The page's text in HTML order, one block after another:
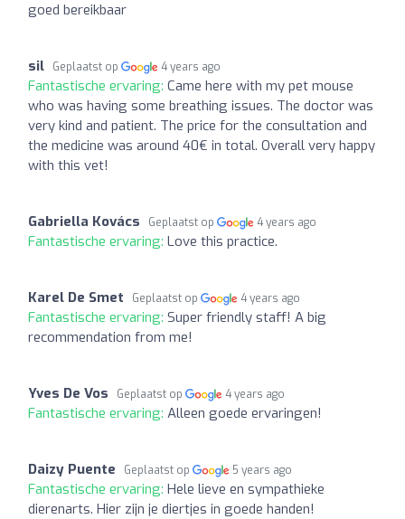
goed bereikbaar
sil Geplaatst op 4 years ago
Fantastische ervaring: Came here with my pet mouse
who was having some breathing issues. The doctor was
very kind and patient. The price for the consultation and
the medicine was around 40€ in total. Overall very happy
with this vet!
Gabriella Kovács Geplaatst op 4 years ago
Fantastische ervaring: Love this practice.
Karel De Smet Geplaatst op 4 years ago
Fantastische ervaring: Super friendly staff! A big
recommendation from me!
Yves De Vos Geplaatst op 4 years ago
Fantastische ervaring: Alleen goede ervaringen!
Daizy Puente Geplaatst op 5 years ago
Fantastische ervaring: Hele lieve en sympathieke
dierenarts. Hier zijn je diertjes in goede handen!